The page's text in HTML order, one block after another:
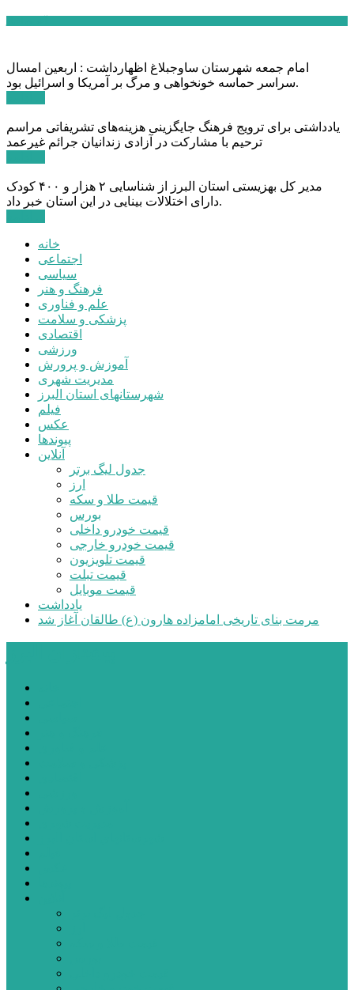
امام جمعه شهرستان ساوجبلاغ اظهارداشت : اربعین امسال
سراسر حماسه خونخواهی و مرگ بر آمریکا و اسرائیل بود.
یادداشتی برای ترویج فرهنگ جایگزینی هزینه‌های تشریفاتی مراسم
ترحیم با مشارکت در آزادی زندانیان جرائم غیرعمد
مدیر کل بهزیستی استان البرز از شناسایی ۲ هزار و ۴۰۰ کودک
دارای اختلالات بینایی در این استان خبر داد.
خانه
اجتماعی
سیاسی
فرهنگ و هنر
علم و فناوری
پزشکی و سلامت
اقتصادی
ورزشی
آموزش و پرورش
مدیریت شهری
شهرستانهای استان البرز
فیلم
عکس
پیوندها
آنلاین
جدول لیگ برتر
ارز
قیمت طلا و سکه
بورس
قیمت خودرو داخلی
قیمت خودرو خارجی
قیمت تلویزیون
قیمت تبلت
قیمت موبایل
یادداشت
مرمت بنای تاریخی امامزاده هارون (ع) طالقان آغاز شد